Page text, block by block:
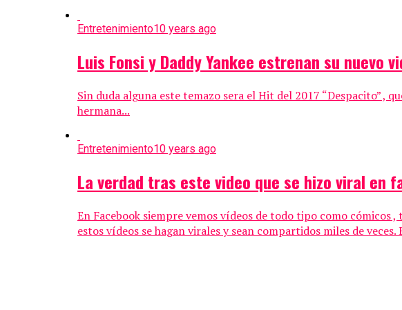
Entretenimiento10 years ago
Luis Fonsi y Daddy Yankee estrenan su nuevo
Sin duda alguna este temazo sera el Hit del 2017 “Despacito” ,
hermana...
Entretenimiento10 years ago
La verdad tras este video que se hizo viral en
En Facebook siempre vemos vídeos de todo tipo como cómicos
estos vídeos se hagan virales y sean compartidos miles de veces.